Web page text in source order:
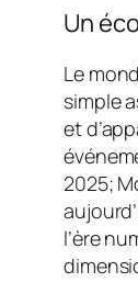
Un
Le
simple
et
2025;
l’ère